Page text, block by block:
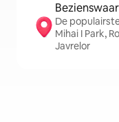
De
Mihai I Park,
Javrelor